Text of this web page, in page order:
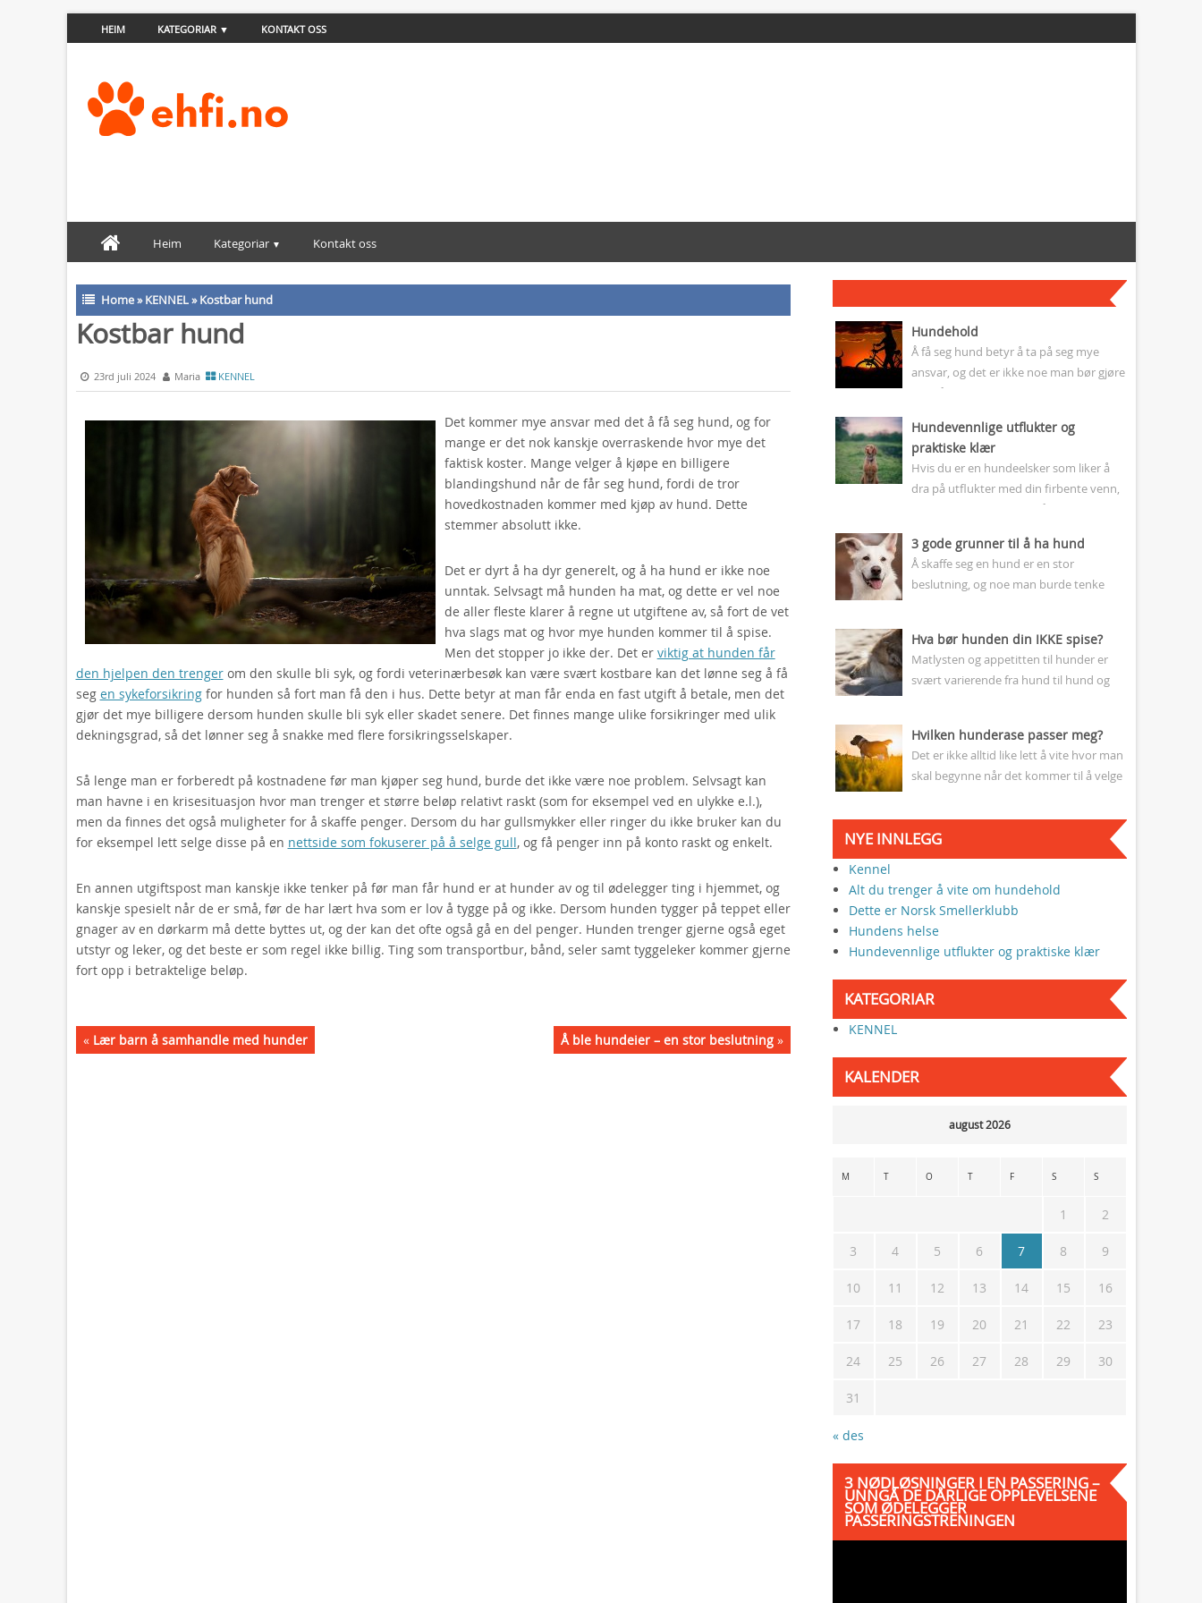
HEIM KATEGORIAR KONTAKT OSS
Heim Kategoriar Kontakt oss
Home»KENNEL»Kostbar hund
Kostbar hund
23rd juli 2024 Maria KENNEL
Det kommer mye ansvar med det å få seg hund, og for
mange er det nok kanskje overraskende hvor mye det
faktisk koster. Mange velger å kjøpe en billigere
blandingshund når de får seg hund, fordi de tror
hovedkostnaden kommer med kjøp av hund. Dette
stemmer absolutt ikke.
Det er dyrt å ha dyr generelt, og å ha hund er ikke noe
unntak. Selvsagt må hunden ha mat, og dette er vel noe
de aller fleste klarer å regne ut utgiftene av, så fort de vet
hva slags mat og hvor mye hunden kommer til å spise.
Men det stopper jo ikke der. Det er viktig at hunden får
den hjelpen den trengerom den skulle bli syk, og fordi veterinærbesøk kan være svært kostbare kan det lønne seg å få
seg en sykeforsikringfor hunden så fort man få den i hus. Dette betyr at man får enda en fast utgift å betale, men det
gjør det mye billigere dersom hunden skulle bli syk eller skadet senere. Det finnes mange ulike forsikringer med ulik
dekningsgrad, så det lønner seg å snakke med flere forsikringsselskaper.
Så lenge man er forberedt på kostnadene før man kjøper seg hund, burde det ikke være noe problem. Selvsagt kan
man havne i en krisesituasjon hvor man trenger et større beløp relativt raskt (som for eksempel ved en ulykke e.l.),
men da finnes det også muligheter for å skaffe penger. Dersom du har gullsmykker eller ringer du ikke bruker kan du
for eksempel lett selge disse på en nettside som fokuserer på å selge gull, og få penger inn på konto raskt og enkelt.
En annen utgiftspost man kanskje ikke tenker på før man får hund er at hunder av og til ødelegger ting i hjemmet, og
kanskje spesielt når de er små, før de har lært hva som er lov å tygge på og ikke. Dersom hunden tygger på teppet eller
gnager av en dørkarm må dette byttes ut, og der kan det ofte også gå en del penger. Hunden trenger gjerne også eget
utstyr og leker, og det beste er som regel ikke billig. Ting som transportbur, bånd, seler samt tyggeleker kommer gjerne
fort opp i betraktelige beløp.
« Lær barn å samhandle med hunder Å ble hundeier – en stor beslutning»
Hundehold
Å få seg hund betyr å ta på seg mye
ansvar, og det er ikke noe man bør gjøre
uten å ha tenkt nøye gjennom...
Hundevennlige utflukter og
praktiske klær
Hvis du er en hundeelsker som liker å
dra på utflukter med din firbente venn,
vet du hvor viktig det er å ha praktiske
3 gode grunner til å ha hund
Å skaffe seg en hund er en stor
beslutning, og noe man burde tenke
Hva bør hunden din IKKE spise?
Matlysten og appetitten til hunder er
svært varierende fra hund til hund og
Hvilken hunderase passer meg?
Det er ikke alltid like lett å vite hvor man
skal begynne når det kommer til å velge
NYE INNLEGG
Kennel
Alt du trenger å vite om hundehold
Dette er Norsk Smellerklubb
Hundens helse
Hundevennlige utflukter og praktiske klær
KATEGORIAR
KENNEL
KALENDER
august 2026
M T O T F S S
1 2
3 4 5 6 7 8 9
10 11 12 13 14 15 16
17 18 19 20 21 22 23
24 25 26 27 28 29 30
31
« des
3 NØDLØSNINGER I EN PASSERING –
UNNGÅ DE DÅRLIGE OPPLEVELSENE
SOM ØDELEGGER
PASSERINGSTRENINGEN